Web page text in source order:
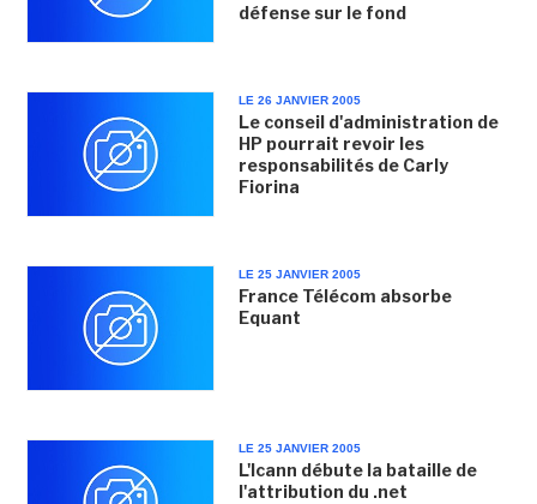
défense sur le fond
LE 26 JANVIER 2005
Le conseil d'administration de
HP pourrait revoir les
responsabilités de Carly
Fiorina
LE 25 JANVIER 2005
France Télécom absorbe
Equant
LE 25 JANVIER 2005
L'Icann débute la bataille de
l'attribution du .net